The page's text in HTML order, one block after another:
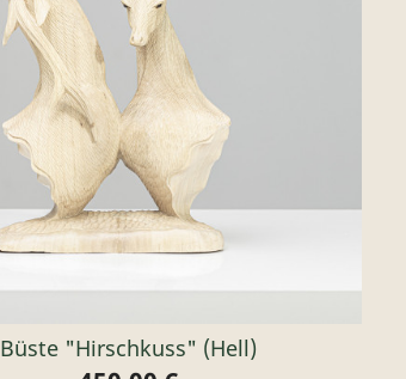
Büste "Hirschkuss" (hell)